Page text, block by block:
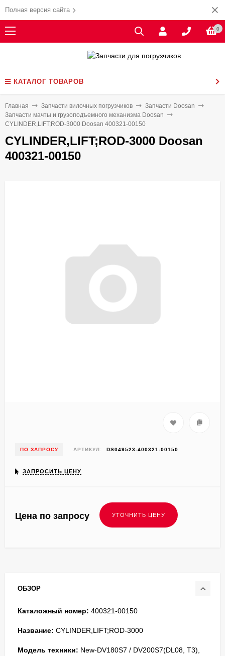
Полная версия сайта
0
КАТАЛОГ ТОВАРОВ
Главная Запчасти вилочных погрузчиков
Запчасти Doosan
Запчасти мачты и грузоподъемного механизма Doosan
CYLINDER,LIFT;ROD-3000 Doosan 400321-00150
CYLINDER,LIFT;ROD-3000 Doosan
400321-00150
ПО ЗАПРОСУ АРТИКУЛ: DS049523-400321-00150
ЗАПРОСИТЬ ЦЕНУ
Цена по запросу
ОБЗОР
Каталожный номер: 400321-00150
Название: CYLINDER,LIFT;ROD-3000
Модель техники: New-DV180S7 / DV200S7(DL08, T3),